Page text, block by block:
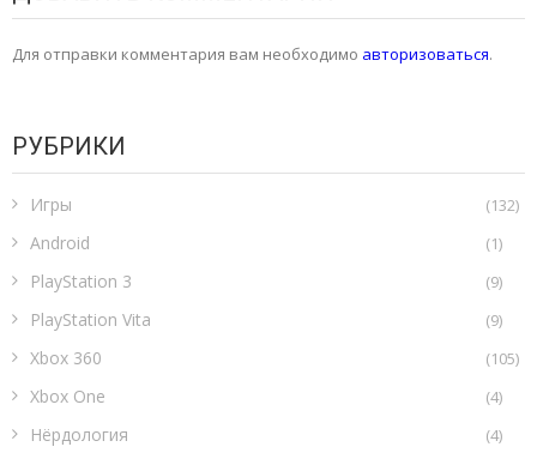
Для отправки комментария вам необходимо авторизоваться.
РУБРИКИ
Игры (132)
Android (1)
PlayStation 3 (9)
PlayStation Vita (9)
Xbox 360 (105)
Xbox One (4)
Нёрдология (4)